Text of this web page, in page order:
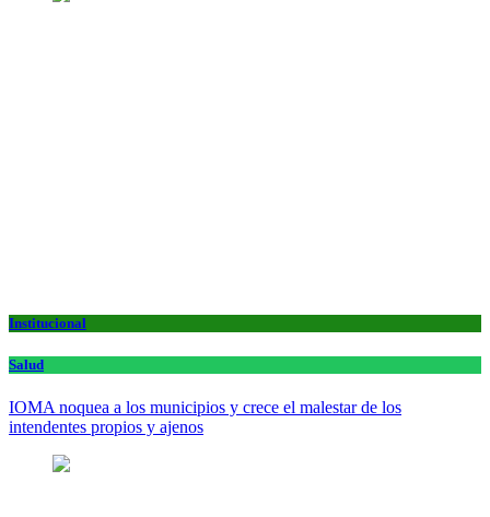
Institucional
Salud
IOMA noquea a los municipios y crece el malestar de los
intendentes propios y ajenos